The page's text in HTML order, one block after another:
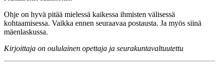
Ohje on hyvä pitää mielessä kaikessa ihmisten välisessä
kohtaamisessa. Vaikka ennen seuraavaa postausta. Ja myös siinä
mäenlaskussa.
Kirjoittaja on oululainen opettaja ja seurakuntavaltuutettu